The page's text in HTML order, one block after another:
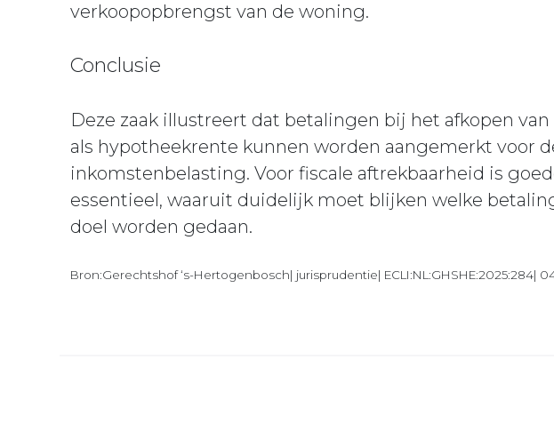
verkoopopbrengst van de woning.
Conclusie
Deze zaak illustreert dat betalingen bij het afkopen
als hypotheekrente kunnen worden aangemerkt voor
inkomstenbelasting. Voor fiscale aftrekbaarheid is
essentieel, waaruit duidelijk moet blijken welke
doel worden gedaan.
Bron:Gerechtshof ‘s-Hertogenbosch| jurisprudentie| ECLI:NL:GHSHE:2025:284|